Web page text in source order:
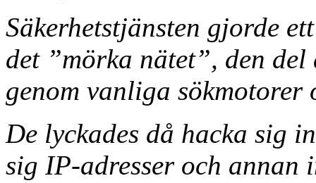
Säkerhetstjänsten gjorde
det ”mörka nätet”, den
genom vanliga sökmotorer
De lyckades då hacka sig
sig IP-adresser och annan